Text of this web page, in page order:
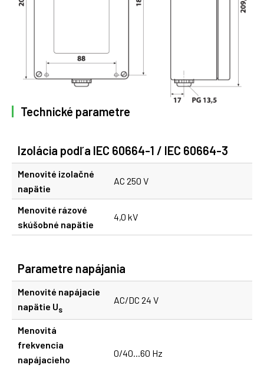
Technické parametre
Izolácia podľa IEC 60664-1 / IEC 60664-3
Menovité izolačné
napätie
AC 250 V
Menovité rázové
skúšobné napätie
4,0 kV
Parametre napájania
Menovité napájacie
napätie Us
AC/DC 24 V
Menovitá
frekvencia
napájacieho
0/40...60 Hz